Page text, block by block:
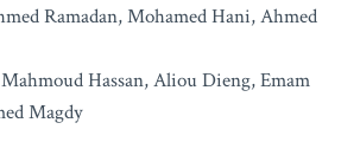
Ramadan, Mohamed Hani, Ahmed
Hassan, Aliou Dieng, Emam
Magdy